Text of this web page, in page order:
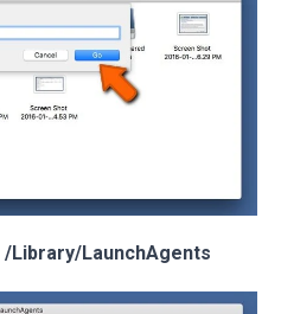
/Library/LaunchAgents